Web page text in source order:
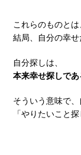
これらのものとは
結局、自分の幸せ
自分探しは、
本来幸せ探しであ
そういう意味で、
「やりたいこと